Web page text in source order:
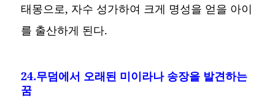
태몽으로, 자수 성가하여 크게 명성을 얻을 아이
를 출산하게 된다.
24.무덤에서 오래된 미이라나 송장을 발견하는
꿈